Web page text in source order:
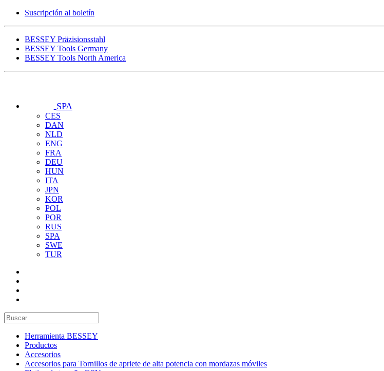
Suscripción al boletín
BESSEY Präzisionsstahl
BESSEY Tools Germany
BESSEY Tools North America
SPA
CES
DAN
NLD
ENG
FRA
DEU
HUN
ITA
JPN
KOR
POL
POR
RUS
SPA
SWE
TUR
Herramienta BESSEY
Productos
Accesorios
Accesorios para Tornillos de apriete de alta potencia con mordazas móviles